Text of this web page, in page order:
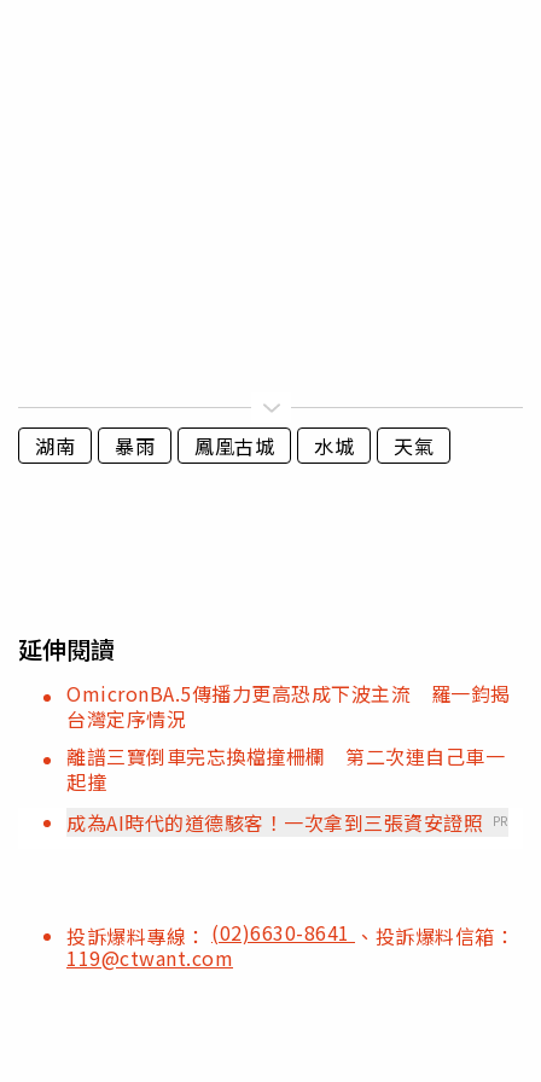
湖南 暴雨 鳳凰古城 水城 天氣
延伸閱讀
OmicronBA.5傳播力更高恐成下波主流 羅一鈞揭
台灣定序情況
離譜三寶倒車完忘換檔撞柵欄 第二次連自己車一
起撞
成為AI時代的道德駭客！一次拿到三張資安證照
PR
投訴爆料專線： (02)6630-8641 、投訴爆料信箱：
119@ctwant.com